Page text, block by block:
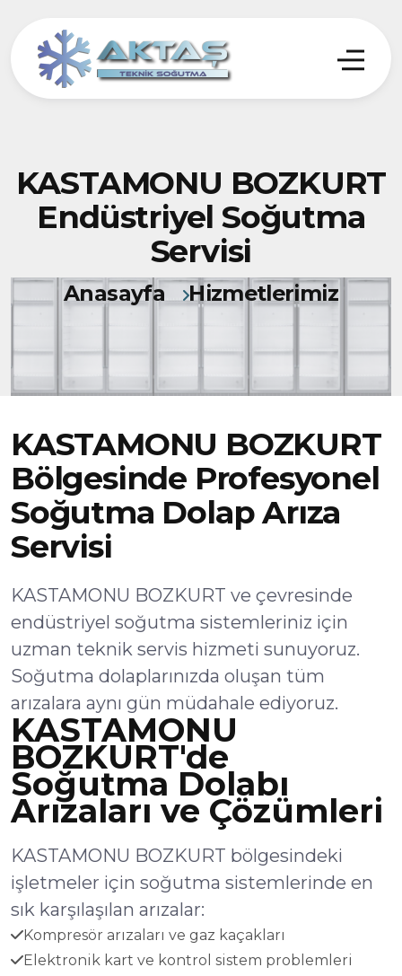
KASTAMONU BOZKURT
Endüstriyel Soğutma
Servisi
Anasayfa Hizmetlerimiz
KASTAMONU BOZKURT
Bölgesinde Profesyonel
Soğutma Dolap Arıza
Servisi
KASTAMONU BOZKURT ve çevresinde
endüstriyel soğutma sistemleriniz için
uzman teknik servis hizmeti sunuyoruz.
Soğutma dolaplarınızda oluşan tüm
arızalara aynı gün müdahale ediyoruz.
KASTAMONU
BOZKURT'de
Soğutma Dolabı
Arızaları ve Çözümleri
KASTAMONU BOZKURT bölgesindeki
işletmeler için soğutma sistemlerinde en
sık karşılaşılan arızalar:
Kompresör arızaları ve gaz kaçakları
Elektronik kart ve kontrol sistem problemleri